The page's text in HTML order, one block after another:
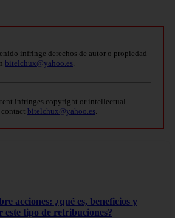
infringe derechos de autor o propiedad
bitelchux@yahoo.es.
infringes copyright or intellectual
bitelchux@yahoo.es.
acciones: ¿qué es, beneficios y
este tipo de retribuciones?